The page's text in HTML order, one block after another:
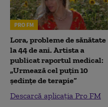
PRO FM
Lora, probleme de sănătate
la 44 de ani. Artista a
publicat raportul medical:
„Urmează cel puțin 10
ședințe de terapie”
Descarcă aplicația Pro FM